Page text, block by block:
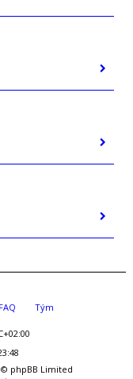
FAQ Tým
phpBB Limited